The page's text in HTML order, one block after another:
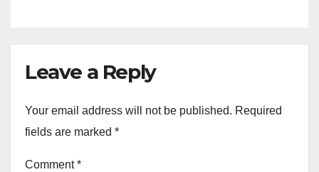
Leave a Reply
Your email address will not be published. Required
fields are marked *
Comment*